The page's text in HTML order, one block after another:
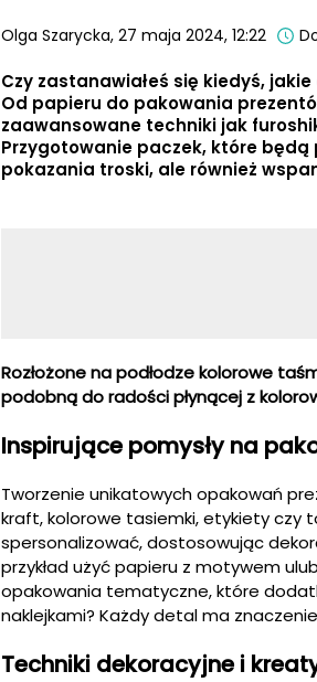
Olga Szarycka, 27 maja 2024, 12:22
Czy zastanawiałeś się kiedyś,
Od papieru do pakowania
zaawansowane techniki jak
Przygotowanie paczek, które
pokazania troski, ale również
Rozłożone na podłodze kolorowe
podobną do radości płynącej z
Inspirujące pomysły na
Tworzenie unikatowych opakowań
kraft, kolorowe tasiemki, etykiety czy
spersonalizować, dostosowując
przykład użyć papieru z motywem
opakowania tematyczne, które
naklejkami? Każdy detal ma
Techniki dekoracyjne i